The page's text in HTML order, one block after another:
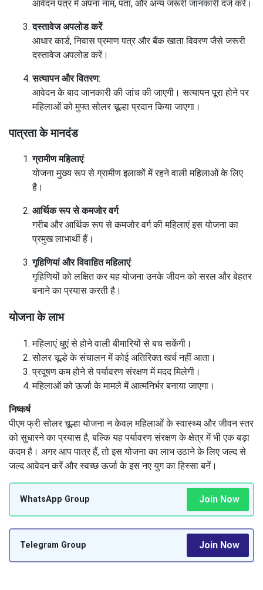
आधिकारिक पोर्टल पर जाएं:
योजना के लिए आवेदन करने के लिए राज्य या केंद्र सरकार के
आधिकारिक पोर्टल पर जाएं।
आवेदन पत्र में अपना नाम, पता, और अन्य जरूरी जानकारी दर्ज करें।
दस्तावेज अपलोड करें
आधार कार्ड, निवास प्रमाण पत्र और बैंक खाता विवरण जैसे जरूरी
दस्तावेज अपलोड करें।
सत्यापन और वितरण:
महिलाओं को मुफ्त सोलर चूल्हा प्रदान किया जाएगा।
पात्रता के मानदंड
ग्रामीण महिलाएं
योजना मुख्य रूप से ग्रामीण इलाकों में रहने वाली महिलाओं के लिए है।
आर्थिक रूप से कमजोर वर्ग
लाभार्थी हैं।
गृहिणियां और विवाहित महिलाएं:
योजना के लाभ
महिलाएं धुएं से होने वाली बीमारियों से बच सकेंगी।
सोलर चूल्हे के संचालन में कोई अतिरिक्त खर्च नहीं आता।
प्रदूषण कम होने से पर्यावरण संरक्षण में मदद मिलेगी।
निष्कर्ष